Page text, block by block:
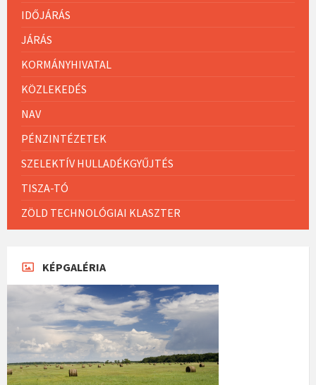
IDŐJÁRÁS
JÁRÁS
KORMÁNYHIVATAL
KÖZLEKEDÉS
NAV
PÉNZINTÉZETEK
SZELEKTÍV HULLADÉKGYŰJTÉS
TISZA-TÓ
ZÖLD TECHNOLÓGIAI KLASZTER
KÉPGALÉRIA